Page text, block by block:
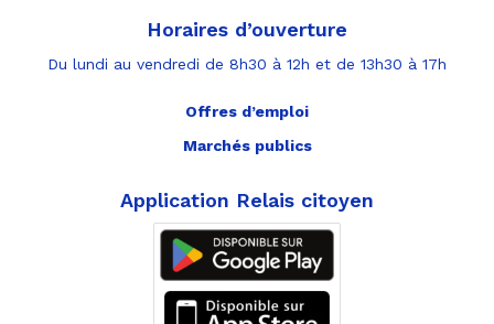
Horaires d’ouverture
Du lundi au vendredi de 8h30 à 12h et de 13h30 à 17h
Offres d’emploi
Marchés publics
Application Relais citoyen